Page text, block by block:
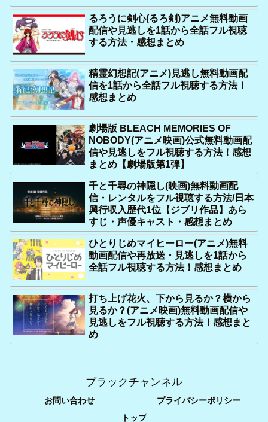
るろうに剣心(るろ剣)アニメ無料動画
配信や見逃しを1話から全話フル視聴
する方法・感想まとめ
精霊幻想記(アニメ)見逃し無料動画配
信を1話から全話フル視聴する方法！
感想まとめ
劇場版 BLEACH MEMORIES OF
NOBODY(アニメ映画)公式無料動画配
信や見逃しをフル視聴する方法！感想
まとめ【劇場版第1弾】
千と千尋の神隠し(映画)無料動画配
信・レンタルをフル視聴する方法/日本
興行収入歴代1位【ジブリ作品】あら
すじ・声優キャスト・感想まとめ
ひとりじめマイヒーロー(アニメ)無料
動画配信や再放送・見逃しを1話から
全話フル視聴する方法！感想まとめ
打ち上げ花火、下から見るか？横から
見るか？(アニメ映画)無料動画配信や
見逃しをフル視聴する方法！感想まと
め
ブラックチャンネル
お問い合わせ
プライバシーポリシー
トップ